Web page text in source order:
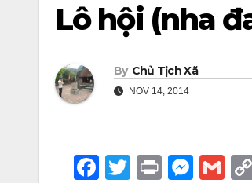
Lô hội (nha
By Chủ Tịch Xã
NOV 14, 2014
F
T
Pr M
G